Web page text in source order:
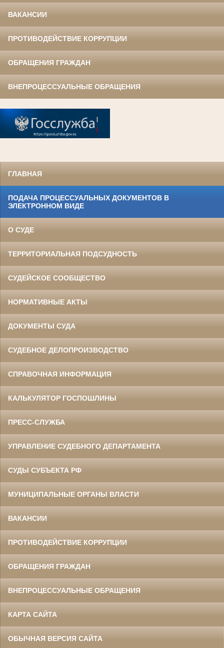
ВАКАНСИИ
ПРОТИВОДЕЙСТВИЕ КОРРУПЦИИ
ОБРАЩЕНИЯ ГРАЖДАН
ВНЕПРОЦЕССУАЛЬНЫЕ ОБРАЩЕНИЯ
ГЛАВНАЯ
ПОДАЧА ПРОЦЕССУАЛЬНЫХ ДОКУМЕНТОВ В
ЭЛЕКТРОННОМ ВИДЕ
О СУДЕ
ТЕРРИТОРИАЛЬНАЯ ПОДСУДНОСТЬ
СУДЕЙСКОЕ СООБЩЕСТВО
НОРМАТИВНЫЕ АКТЫ
ДОКУМЕНТЫ СУДА
СУДЕБНОЕ ДЕЛОПРОИЗВОДСТВО
СПРАВОЧНАЯ ИНФОРМАЦИЯ
КАЛЬКУЛЯТОР ГОСПОШЛИНЫ
ПРЕСС-СЛУЖБА
УПРАВЛЕНИЕ СУДЕБНОГО ДЕПАРТАМЕНТА
СУДЫ СУБЪЕКТА РФ
МУНИЦИПАЛЬНЫЕ ОРГАНЫ ВЛАСТИ
ВАКАНСИИ
ПРОТИВОДЕЙСТВИЕ КОРРУПЦИИ
ОБРАЩЕНИЯ ГРАЖДАН
ВНЕПРОЦЕССУАЛЬНЫЕ ОБРАЩЕНИЯ
КАРТА САЙТА
ОБЫЧНАЯ ВЕРСИЯ САЙТА